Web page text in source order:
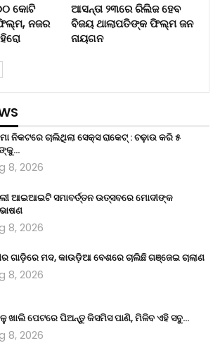
କୋଟି
ନଜର
ଆସନ୍ତା ୨୩ରେ ରିଲିଜ ହେବ
ବିଜୟ ଥାଲାପତିଙ୍କ ଫିଲ୍ମ ଜନ
ନାୟଗନ
ନିକଟରେ ଚାଲିଥିଲା ସେକ୍ସ ରାକେଟ୍ : ଚଢ଼ାଉ କରି ୫
8, 2026
ଆଇଆଇଟି ସମାବର୍ତ୍ତନ ଉତ୍ସବରେ ମୋଦୀଙ୍କ
8, 2026
ଗାଡ଼ିରେ ମଦ, କାଉଡ଼ିଆ ବେଶରେ ଚାଲିଛି ଗଞ୍ଜେଇ ଚାଲାଣ
8, 2026
ଖାଲି ପେଟରେ ପିଅନ୍ତୁ କିସମିସ ପାଣି, ମିଳିବ ଏହି ସବୁ…
8, 2026